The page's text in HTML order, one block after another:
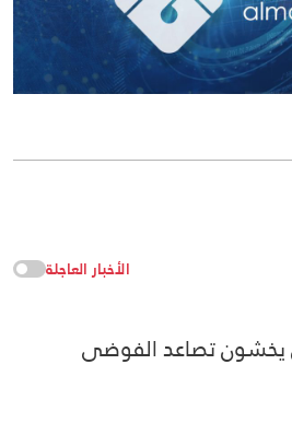
الأخبار العاجلة
يخشون تصاعد الفوضى